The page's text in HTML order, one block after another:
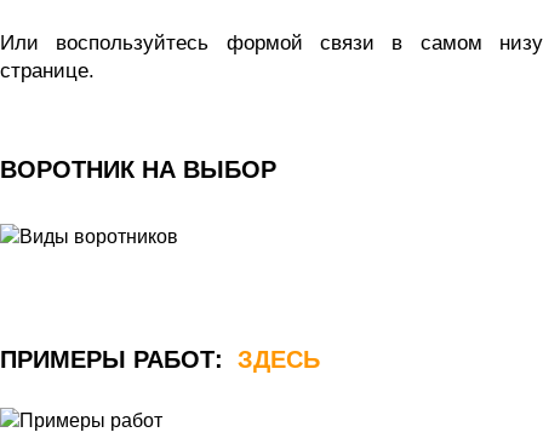
Или воспользуйтесь формой связи в самом низу
странице.
ВОРОТНИК НА ВЫБОР
ПРИМЕРЫ РАБОТ: ЗДЕСЬ